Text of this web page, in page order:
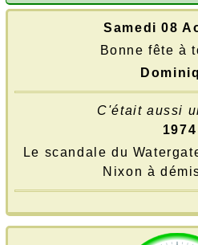
Samedi 08
Bonne fête à
C'était aussi
1974
Le scandale du
Nixon à